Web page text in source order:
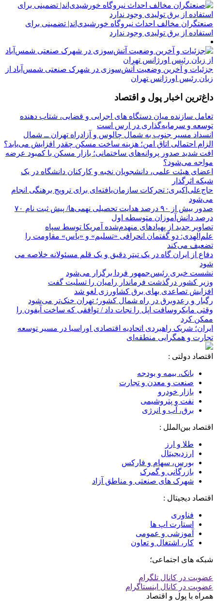
صنعتگران مخالف احداث نیروگاه خورشیدی‌اند| تضمینی برای
استفاده از برق تولیدی وجود ندارد
جزئیات و آخرین وضعیت آتش‌سوزی در شهرک صنعتی شمس‌آباد از
زبان رئیس اورژانس تهران
داغ‌ترین اخبار پول و اقتصاد
تعامل سازنده میان دستگاه‌ های اجرایی و قضایی، شتاب‌ دهنده
توسعه و سرمایه‌گذاری در ارس است
انسداد مسیر جنوب به شمال چالوس و آزادراه تهران ــ شمال
الزام احتمالی اتاق امن؛ هزینه ساخت مسکن چقدر افزایش می‌یابد؟
افت شدید صدور پروانه‌های ساختمانی؛ بازار مسکن با کمبود عرضه
مواجه می‌شود؟
اعضای هیئت علمی، دانشجویان نخبه و کارکنان دانشگاه در یک
شبکه‌ اثرگذار
حاج‌علی‌اکبری: تحرکات سازمان‌یافته‌ای برای ترویج برهنگی انجام
می‌شود
صدور بیش از ۹۰ درصد هدایت تحصیلی نهمی‌ها/ پیش ثبت نام ۷۰
درصد دانش‌آموزان متوسطه اول
تصاویر جدید از پهپادهای منهدم‌شده آمریکا توسط سپاه
علم‌الهدی: دو گفتمان انحرافی «تسلیم» و «یاس» مقاومت را
تضعیف می‌کند
دفاع از ایران گاه در یک تیتر دقیق و یک قلم مسئولانه خلاصه می
شود
نشست خبری رئیس‌جمهور فردا برگزار می‌شود
وزیر کشور درگذشت فرماندار رامیان را تسلیت گفت
افزایش تصاعدی بهای برق کشاورزی لغو شد
رگبار و رعدوبرق در راه شمال کشور؛ تهران خنک‌تر می‌شود
وقتی مایکروسافت اپل را نجات داد / توافقی که ساخت آیفون را
ممکن کرد
ایران؛ شریک راهبردی اتحادیه اقتصادی اوراسیا در مسیر توسعه
تجارت و همگرایی منطقه‌ای
اقتصاد دولتی :
بانک، بیمه و بودجه
صنعت و معدن و تجارت
بازار خودرو
نفت و پتروشیمی
برق، آب و انرژی
اقتصاد بین‌الملل :
طلا و ارز
ارزدیجیتال
بورس، سهام و فارکس
بازرگانی و گمرک
شهرک های صنعتی و مناطق آزاد
اقتصاد دیجیتال :
فناوری
استارت اپ ها
آموزشی و عمومی
کار، اشتغال و تعاون
شبکه های اجتماعی؛
عضویت در کانال تلگرام
عضویت در کانال اینستاگرام
همراه با پول و اقتصاد